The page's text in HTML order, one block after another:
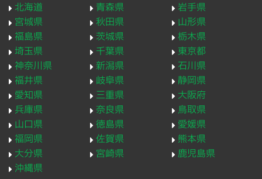
北海道 青森県
岩手県
宮城県
秋田県
山形県
福島県
茨城県
栃木県
埼玉県
千葉県
東京都
神奈川県
新潟県
石川県
福井県
岐阜県
静岡県
愛知県
三重県
大阪府
兵庫県
奈良県
鳥取県
山口県
徳島県
愛媛県
福岡県
佐賀県
熊本県
大分県
宮崎県
鹿児島県
沖縄県